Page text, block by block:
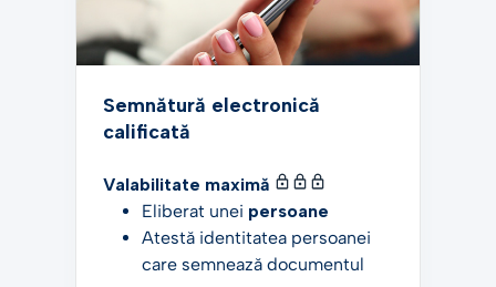
Semnătură electronică
calificată
Valabilitate maximă
Eliberat unei persoane
Atestă identitatea persoanei
care semnează documentul